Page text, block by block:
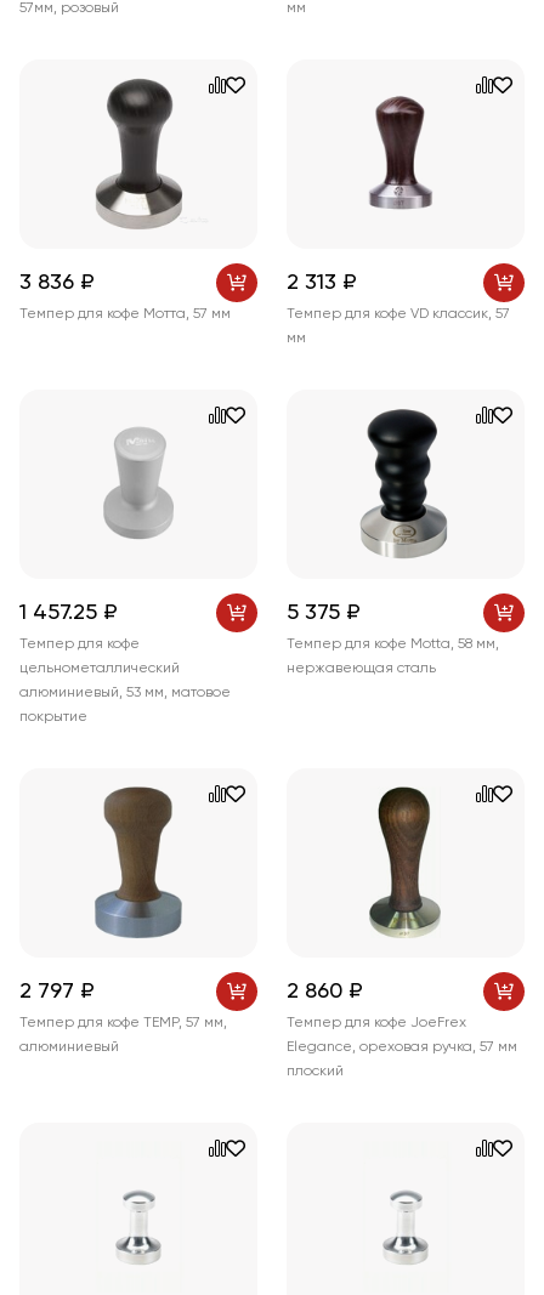
57мм, розовый
мм
3 836 ₽
Темпер для кофе Мотта, 57 мм
2 313 ₽
Темпер для кофе VD классик, 57
мм
1 457.25 ₽
Темпер для кофе
цельнометаллический
алюминиевый, 53 мм, матовое
покрытие
5 375 ₽
Темпер для кофе Motta, 58 мм,
нержавеющая сталь
2 797 ₽
Темпер для кофе TEMP, 57 мм,
алюминиевый
2 860 ₽
Темпер для кофе JoeFrex
Elegance, ореховая ручка, 57 мм
плоский